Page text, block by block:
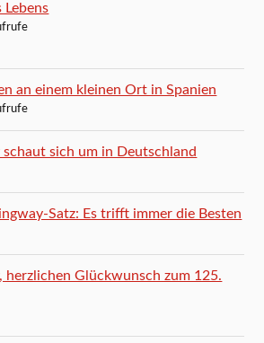
Lebens
an einem kleinen Ort in Spanien
schaut sich um in Deutschland
Satz: Es trifft immer die Besten
herzlichen Glückwunsch zum 125.